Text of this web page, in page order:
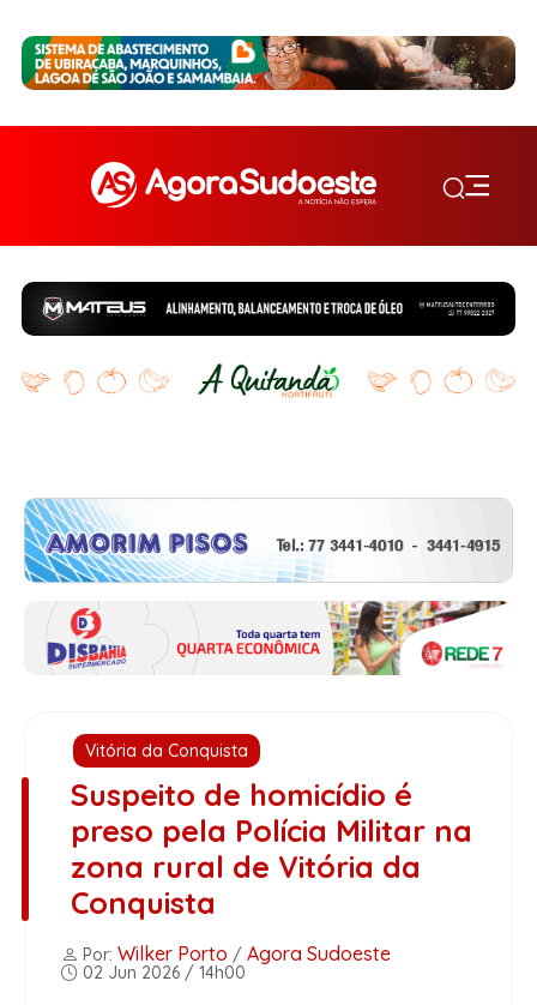
Vitória da Conquista
Suspeito de homicídio é
preso pela Polícia Militar na
zona rural de Vitória da
Conquista
Por: Wilker Porto / Agora Sudoeste
02 Jun 2026 / 14h00